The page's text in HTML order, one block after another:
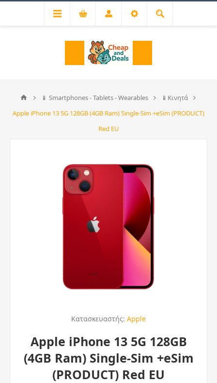
📱 Smartphones - Tablets - Wearables
📱Κινητά
Apple iPhone 13 5G 128GB (4GB Ram) Single-Sim +eSim (PRODUCT)
Red EU
Κατασκευαστής: Apple
Apple iPhone 13 5G 128GB
(4GB Ram) Single-Sim +eSim
(PRODUCT) Red EU